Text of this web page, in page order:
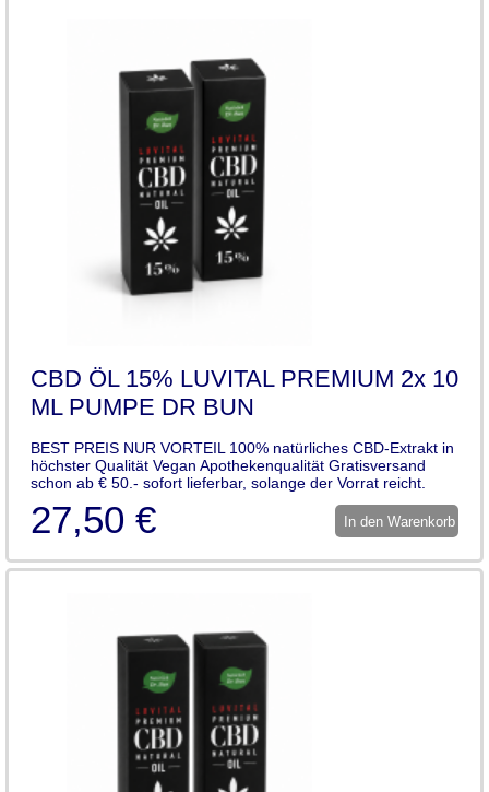
CBD ÖL 15% LUVITAL PREMIUM 2x 10
ML PUMPE DR BUN
BEST PREIS NUR VORTEIL 100% natürliches CBD-Extrakt in
höchster Qualität Vegan Apothekenqualität Gratisversand
schon ab € 50.- sofort lieferbar, solange der Vorrat reicht.
27,50 € In den Warenkorb